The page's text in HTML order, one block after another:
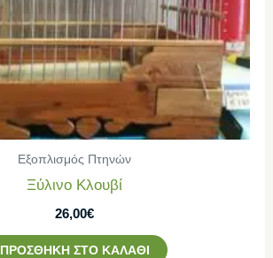
Εξοπλισμός Πτηνών
Ξύλινο Κλουβί
26,00€
ΠΡΟΣΘΉΚΗ ΣΤΟ ΚΑΛΆΘΙ